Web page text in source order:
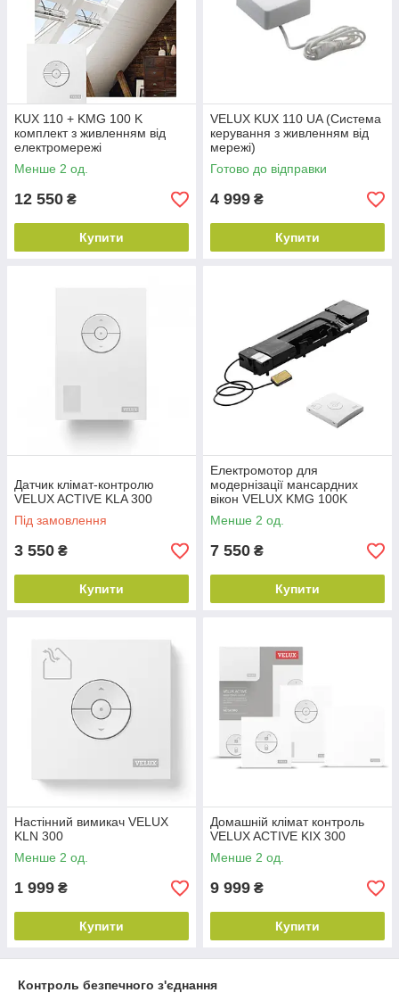
штори, ролети і аксесуари, які підвищують зручність вікон в
експлуатації. Всі продукти VELUX INTEGRA®оснащені
пультом управління.
Вся продукція працює на основі надійної технології io-
homecontrol®.
KUX 110 + KMG 100 K
комплект з живленням від
електромережі
Менше 2 од.
12 550 ₴
Купити
VELUX KUX 110 UA (Система
керування з живленням від
мережі)
Готово до відправки
4 999 ₴
Купити
Датчик клімат-контролю
VELUX ACTIVE KLA 300
Під замовлення
3 550 ₴
Купити
Електромотор для
модернізації мансардних
вікон VELUX KMG 100K
Менше 2 од.
7 550 ₴
Купити
Настінний вимикач VELUX
KLN 300
Менше 2 од.
1 999 ₴
Купити
Домашній клімат контроль
VELUX ACTIVE KIX 300
Менше 2 од.
9 999 ₴
Купити
Контроль безпечного з'єднання